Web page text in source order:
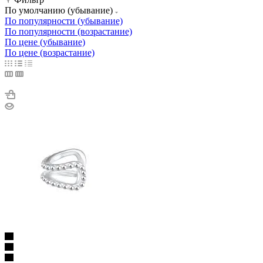
По умолчанию (убывание)
По популярности (убывание)
По популярности (возрастание)
По цене (убывание)
По цене (возрастание)